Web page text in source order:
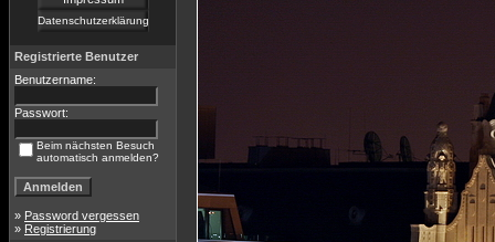
Datenschutzerklärung
Registrierte Benutzer
Benutzername:
Passwort:
Beim nächsten Besuch
automatisch anmelden?
» Password vergessen
» Registrierung